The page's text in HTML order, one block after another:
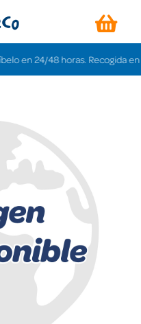
24/48 horas. Recogida en